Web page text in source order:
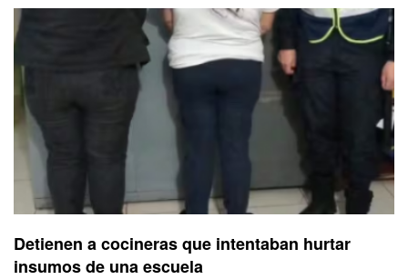
Detienen a cocineras que intentaban hurtar
insumos de una escuela